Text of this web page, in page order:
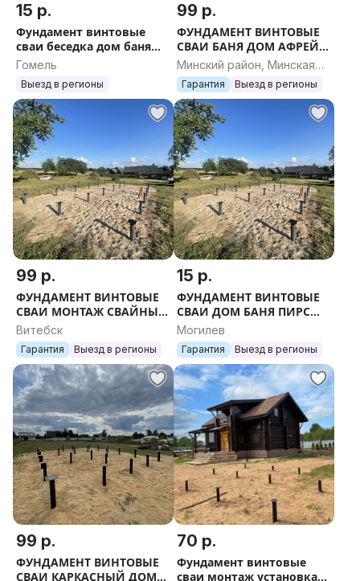
15 р.
Фундамент винтовые
сваи беседка дом баня
брус блок терраса пирс
каркас
Гомель
Выезд в регионы
99 р.
ФУНДАМЕНТ ВИНТОВЫЕ
СВАИ БАНЯ ДОМ АФРЕЙМ
КАРКАСНИК СИП ТЕРРАСА
ПИРС БЕСЕДКА УЧАСТОК
ПИРС ЗАБОР БУР
Минский район, Минская
область
Гарантия Выезд в регионы
99 р.
ФУНДАМЕНТ ВИНТОВЫЕ
СВАИ МОНТАЖ СВАЙНЫЙ
СРУБ ДОМ БАНЯ ГАРАЖ
НАВЕС ТЕРРАСА БЕСЕДКА
УЧАСТОК ПИРС ОГОРО
Витебск
Гарантия Выезд в регионы
15 р.
ФУНДАМЕНТ ВИНТОВЫЕ
СВАИ ДОМ БАНЯ ПИРС
ТЕРРАСА ГАРАЖ САРАЙ
УЧАСТОК ЗАБОР ВОРОТА
СРУБ ПИРС
Могилев
Гарантия Выезд в регионы
99 р.
ФУНДАМЕНТ ВИНТОВЫЕ
СВАИ КАРКАСНЫЙ ДОМ
70 р.
Фундамент винтовые
сваи монтаж установка